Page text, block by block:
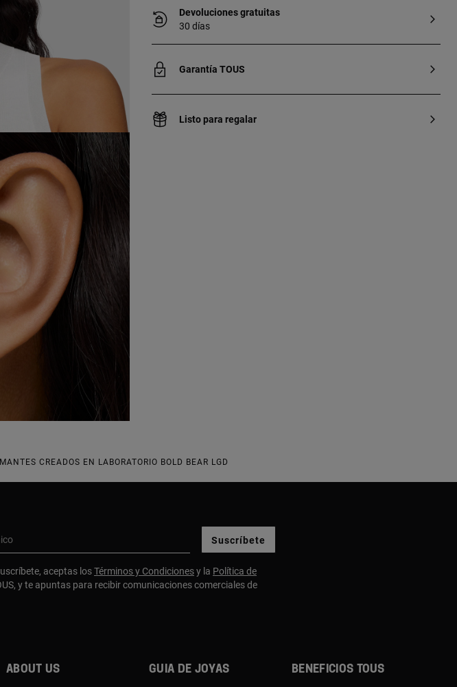
Devoluciones gratuitas
30 días
Garantía TOUS
Listo para regalar
CREADOS EN LABORATORIO BOLD BEAR LGD
Suscríbete
aceptas losTérminos y Condicionesy la Política de
y te apuntas para recibir comunicaciones comerciales de
About us Guia de joyas Beneficios TOUS